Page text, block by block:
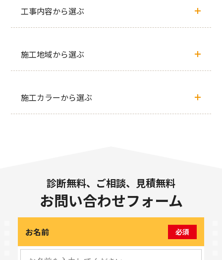
工事内容から選ぶ
施工地域から選ぶ
施工カラーから選ぶ
診断無料、ご相談、見積無料
お問い合わせフォーム
お名前 必須